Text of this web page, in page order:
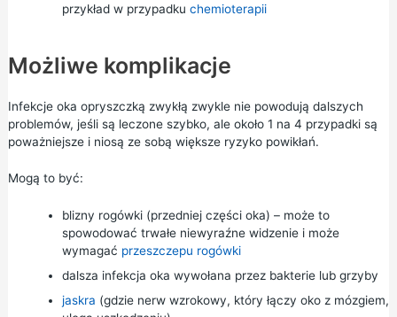
przykład w przypadku chemioterapii
Możliwe komplikacje
Infekcje oka opryszczką zwykłą zwykle nie powodują dalszych
problemów, jeśli są leczone szybko, ale około 1 na 4 przypadki są
poważniejsze i niosą ze sobą większe ryzyko powikłań.
Mogą to być:
blizny rogówki (przedniej części oka) – może to
spowodować trwałe niewyraźne widzenie i może
wymagać przeszczepu rogówki
dalsza infekcja oka wywołana przez bakterie lub grzyby
jaskra (gdzie nerw wzrokowy, który łączy oko z mózgiem,